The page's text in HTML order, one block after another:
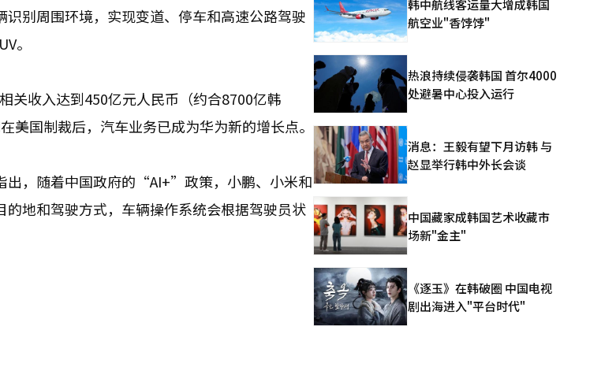
别周围环境，实现变道、停车和高速公路驾驶
。
关收入达到450亿元人民币（约合8700亿韩
国制裁后，汽车业务已成为华为新的增长点。
出，随着中国政府的“AI+”政策，小鹏、小米和
地和驾驶方式，车辆操作系统会根据驾驶员状
韩中航线客运量大增成韩国
航空业"香饽饽"
热浪持续侵袭韩国 首尔4000
处避暑中心投入运行
消息：王毅有望下月访韩 与
赵显举行韩中外长会谈
中国藏家成韩国艺术收藏市
场新"金主"
《逐玉》在韩破圈 中国电视
剧出海进入"平台时代"